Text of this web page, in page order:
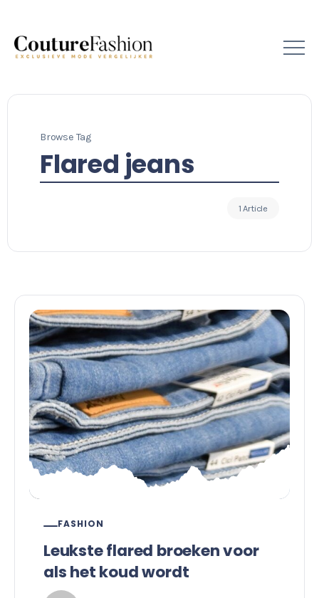
Browse Tag
Flared jeans
1 Article
FASHION
Leukste flared broeken voor
als het koud wordt